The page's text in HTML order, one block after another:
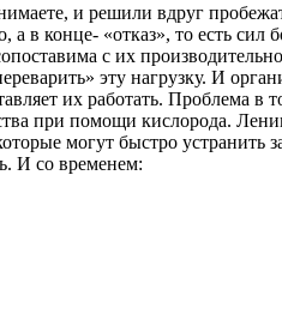
и решили вдруг
в конце- «отказ», то есть
с их
эту нагрузку. И
их работать. Проблема
при помощи кислорода.
могут быстро устранить
И со временем: